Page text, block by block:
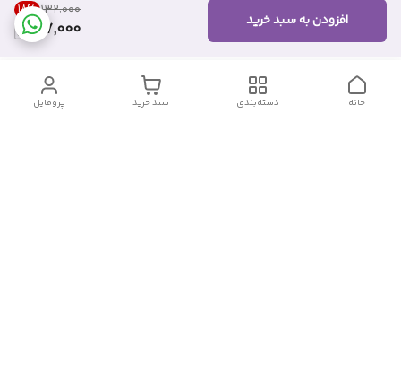
۱۳۲٬۰۰۰ 18%
107,000 افزودن به سبد خرید
پروفایل سبد خرید دسته‌بندی خانه